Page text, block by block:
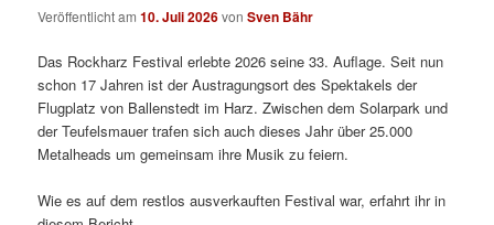
Veröffentlicht am10. Juli 2026vonSven Bähr
Das Rockharz Festival erlebte 2026 seine 33. Auflage. Seit nun
schon 17 Jahren ist der Austragungsort des Spektakels der
Flugplatz von Ballenstedt im Harz. Zwischen dem Solarpark und
der Teufelsmauer trafen sich auch dieses Jahr über 25.000
Metalheads um gemeinsam ihre Musik zu feiern.
Wie es auf dem restlos ausverkauften Festival war, erfahrt ihr in